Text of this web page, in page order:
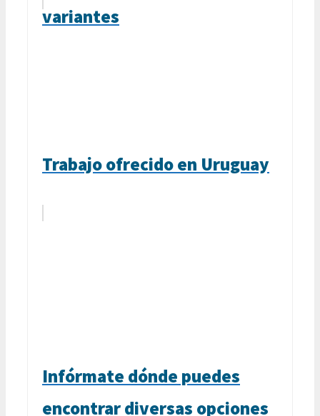
variantes
Trabajo ofrecido en Uruguay
Infórmate dónde puedes
encontrar diversas opciones